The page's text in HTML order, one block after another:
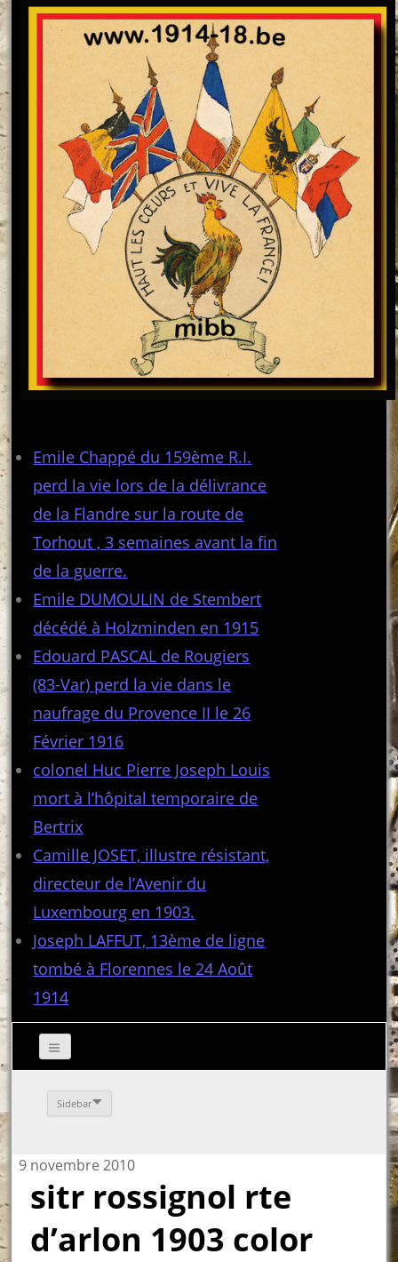
Emile Chappé du 159ème R.I.
perd la vie lors de la délivrance
de la Flandre sur la route de
Torhout , 3 semaines avant la fin
de la guerre.
Emile DUMOULIN de Stembert
décédé à Holzminden en 1915
Edouard PASCAL de Rougiers
(83-Var) perd la vie dans le
naufrage du Provence II le 26
Février 1916
colonel Huc Pierre Joseph Louis
mort à l’hôpital temporaire de
Bertrix
Camille JOSET, illustre résistant,
directeur de l’Avenir du
Luxembourg en 1903.
Joseph LAFFUT, 13ème de ligne
tombé à Florennes le 24 Août
1914
Sidebar
9 novembre 2010
sitr rossignol rte
d’arlon 1903 color